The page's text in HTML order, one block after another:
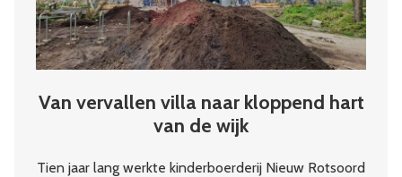
Van vervallen villa naar kloppend hart
van de wijk
Tien jaar lang werkte kinderboerderij Nieuw Rotsoord